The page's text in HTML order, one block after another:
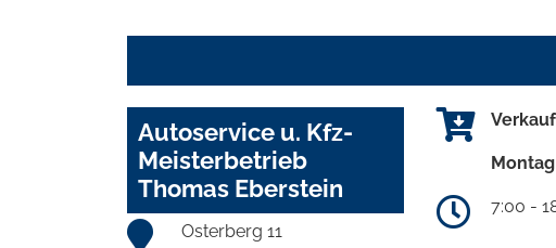
Autoservice u. Kfz-
Meisterbetrieb
Thomas Eberstein
Osterberg 11
Verkauf
7:00 -